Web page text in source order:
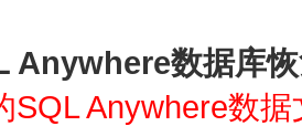
Anywhere数据库
SQL Anywhere数